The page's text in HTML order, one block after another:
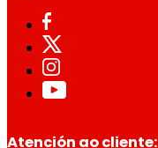
Atención ao cliente: